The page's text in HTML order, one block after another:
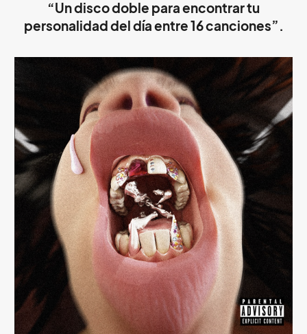
“Un disco doble para encontrar tu
personalidad del día entre 16 canciones”.